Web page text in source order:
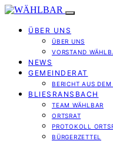
ÜBER UNS
ÜBER UNS
VORSTAND
NEWS
GEMEINDERAT
BERICHT AUS DEM
BLIESRANSBACH
TEAM WÄHLBAR
ORTSRAT
PROTOKOLL
BÜRGERZETTEL